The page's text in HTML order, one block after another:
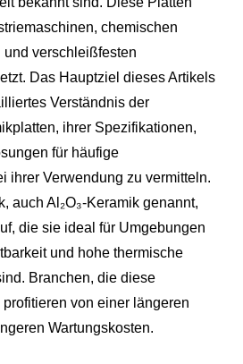
chemischen
verschleißfesten
Das Hauptziel dieses Artikels
Verständnis der
ihrer Spezifikationen,
für häufige
ihrer Verwendung zu vermitteln.
auch Al₂O₃-Keramik genannt,
die sie ideal für Umgebungen
und hohe thermische
Branchen, die diese
von einer längeren
Wartungskosten.